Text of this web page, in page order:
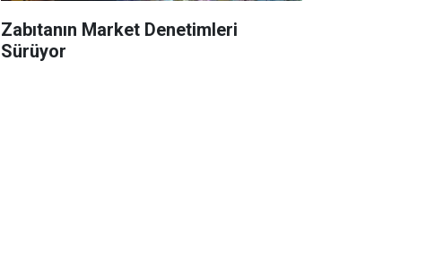
Zabıtanın Market Denetimleri
Sürüyor